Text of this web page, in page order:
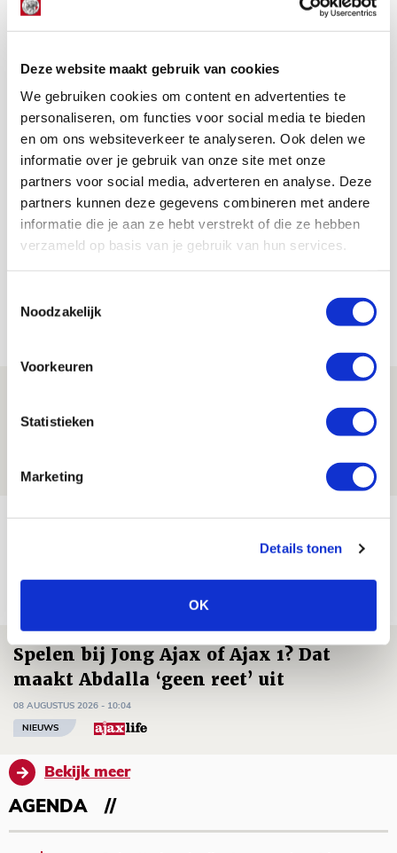
Deze website maakt gebruik van cookies
We gebruiken cookies om content en advertenties te
personaliseren, om functies voor social media te bieden
en om ons websiteverkeer te analyseren. Ook delen we
informatie over je gebruik van onze site met onze
partners voor social media, adverteren en analyse. Deze
partners kunnen deze gegevens combineren met andere
informatie die je aan ze hebt verstrekt of die ze hebben
verzameld op basis van je gebruik van hun services.
Noodzakelijk
Voorkeuren
Statistieken
Marketing
Details tonen
OK
daar mikt Kroes nu hoger. “Het is een must ons direct te
plaatsen voor de Champions League, maar uiteindelijk
Doelstellingen en
verwachtingen: Kroes wil dat
spel Ajax vaker sprankelt
De Redactie
Bekijk alle berichten van De Redactie
Net binnen //
Zwolle - Ajax
NIEUWS
Míchels elf: met welke formatie begin
jij aan nieuw eredivisieseizoen?
Spelen bij Jong Ajax of Ajax 1? Dat
maakt Abdalla ‘geen reet’ uit
08 AUGUSTUS 2026 - 10:04
NIEUWS
Bekijk meer
AGENDA